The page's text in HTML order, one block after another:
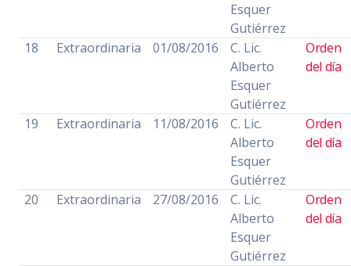
Esquer
Gutiérrez
18 Extraordinaria 01/08/2016
C. Lic.
Alberto
Esquer
Gutiérrez
Orden
del día
19 Extraordinaria 11/08/2016
C. Lic.
Alberto
Esquer
Gutiérrez
Orden
del día
20 Extraordinaria 27/08/2016
C. Lic.
Alberto
Esquer
Gutiérrez
Orden
del día